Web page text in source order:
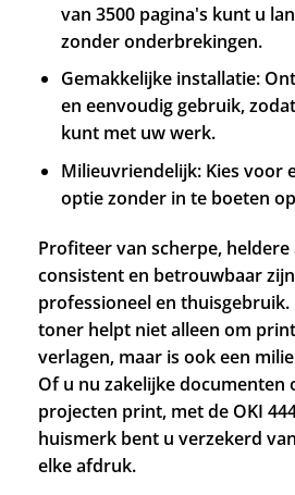
van 3500 pagina's kunt u
zonder onderbrekingen.
Gemakkelijke installatie:
en eenvoudig gebruik,
kunt met uw werk.
Milieuvriendelijk: Kies voor
optie zonder in te boeten
Profiteer van scherpe,
consistent en betrouwbaar
professioneel en thuisgebruik.
toner helpt niet alleen om
verlagen, maar is ook een
Of u nu zakelijke documenten
projecten print, met de OKI
huismerk bent u verzekerd
elke afdruk.